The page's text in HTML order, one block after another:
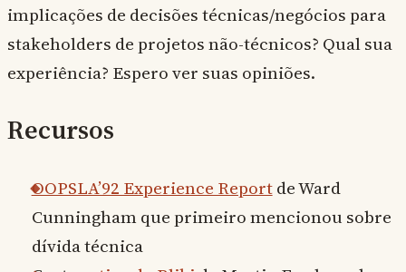
implicações de decisões técnicas/negócios para
stakeholders de projetos não-técnicos? Qual sua
experiência? Espero ver suas opiniões.
Recursos
OOPSLA’92 Experience Reportde Ward
Cunningham que primeiro mencionou sobre
dívida técnica